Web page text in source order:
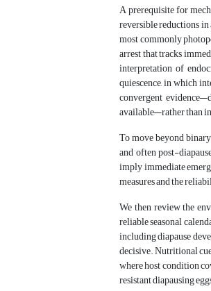
A prerequisite for
reversible reductions
most commonly
arrest that tracks
interpretation of
quiescence, in which
convergent
available—rather than
To move beyond
and often post-
imply immediate
measures and the
We then review the
reliable seasonal
including diapause
decisive. Nutritional
where host condition
resistant diapausing